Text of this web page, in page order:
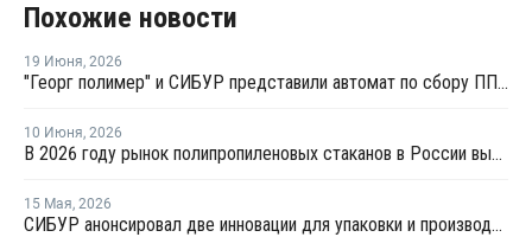
Похожие новости
19 Июня, 2026
"Георг полимер" и СИБУР представили автомат по сбору ПП-тары для переработки
10 Июня, 2026
В 2026 году рынок полипропиленовых стаканов в России вырастет на 20–22%
15 Мая, 2026
СИБУР анонсировал две инновации для упаковки и производства бытовой техники